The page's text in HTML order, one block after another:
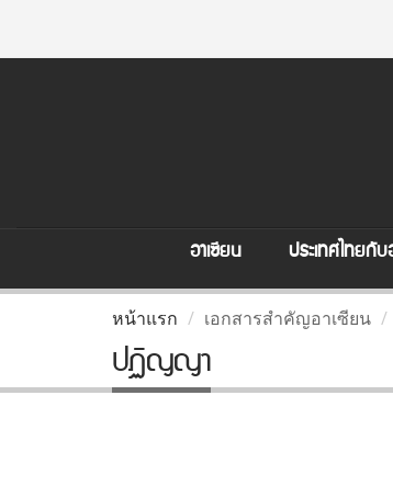
อาเซียน ประเทศไทยกับ
หน้าแรก เอกสารสำคัญอาเซียน
ปฏิญญา